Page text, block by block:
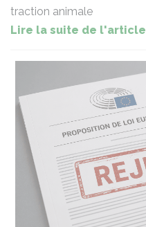
traction animale
Lire la suite de l'article